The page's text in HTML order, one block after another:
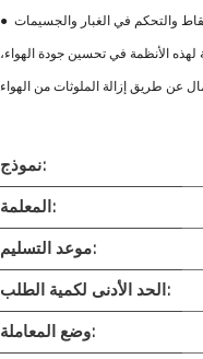
● والتحكم في الغبار والجسيمات
لهذه الأنظمة في تحسين جودة الهواء،
نموذج:
المعلمة:
موعد التسليم:
الحد الأدنى لكمية الطلب:
وضع المعاملة: